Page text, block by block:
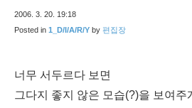
2006. 3. 20. 19:18
Posted in 1_D/I/A/R/Y by 편집장
너무 서두르다 보면
그다지 좋지 않은 모습(?)을 보여주